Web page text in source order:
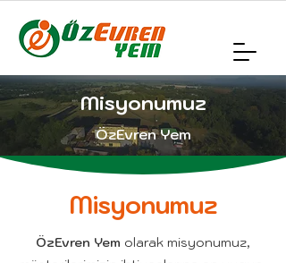
Misyonumuz
ÖzEvren Yem
Misyonumuz
ÖzEvren Yem olarak misyonumuz,